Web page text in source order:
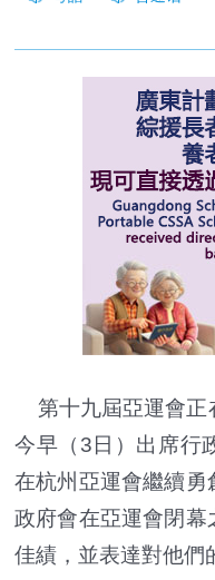
第十九屆亞運會正
今早（3日）出席行
在杭州亞運會繼續勇
政府會在亞運會閉
佳績，並表達對他們